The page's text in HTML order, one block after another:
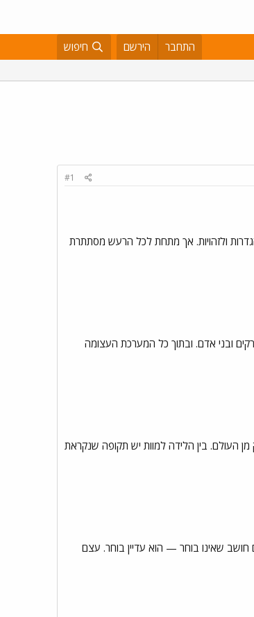
התחבר הירשם חיפוש
#1
ולזהויות. אך מתחת לכל הרעש מסתתרת
ובני אדם. ובתוך כל המערכת העצומה
העולם. בין הלידה למוות יש תקופה שנקראת
שאינו בוחר — הוא עדיין בוחר. עצם